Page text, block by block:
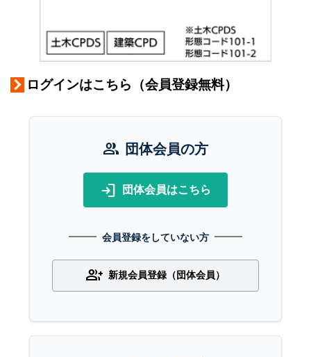
ログインはこちら（会員登録無料）
group 団体会員の方
login 団体会員はこちら
会員登録をしていない方
group_add 新規会員登録（団体会員）